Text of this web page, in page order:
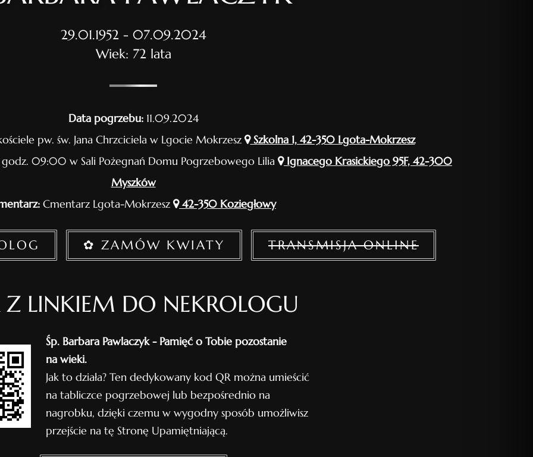
29.01.1952 - 07.09.2024
Wiek: 72 lata
Data pogrzebu:11.09.2024
pw. św. Jana Chrzciciela w Lgocie Mokrzesz
Szkolna 1, 42-350 Lgota-Mokrzesz
09:00 w Sali Pożegnań Domu Pogrzebowego Lilia
Ignacego Krasickiego 95F, 42-300
Myszków
Cmentarz Lgota-Mokrzesz 42-350 Koziegłowy
✿ ZAMÓW KWIATY TRANSMISJA ONLINE
Z LINKIEM DO NEKROLOGU
Śp. Barbara Pawlaczyk - Pamięć o Tobie pozostanie
na wieki.
Jak to działa? Ten dedykowany kod QR można umieścić
na tabliczce pogrzebowej lub bezpośrednio na
nagrobku, dzięki czemu w wygodny sposób umożliwisz
przejście na tę Stronę Upamiętniającą.